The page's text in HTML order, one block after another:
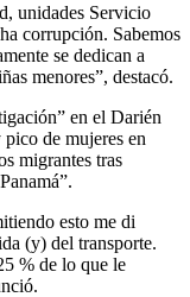
unidades Servicio
corrupción. Sabemos
se dedican a
menores”, destacó.
en el Darién
de mujeres en
migrantes tras
esto me di
(y) del transporte.
% de lo que le